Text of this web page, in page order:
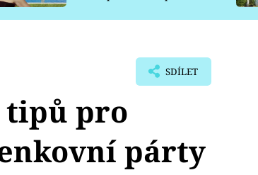
SDÍLET
tipů pro
párty